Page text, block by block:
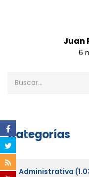
Juan
6
Categorías
Administrativa